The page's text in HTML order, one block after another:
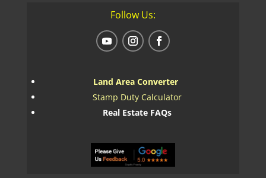
Follow Us:
Land Area Converter
Stamp Duty Calculator
Real Estate FAQs